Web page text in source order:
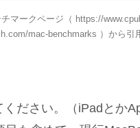
マークページ（ https://
mac-benchmarks ）から引
ださい。（iPadとか